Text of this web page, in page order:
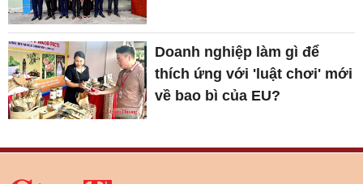
Doanh nghiệp làm gì để
thích ứng với 'luật chơi' mới
về bao bì của EU?